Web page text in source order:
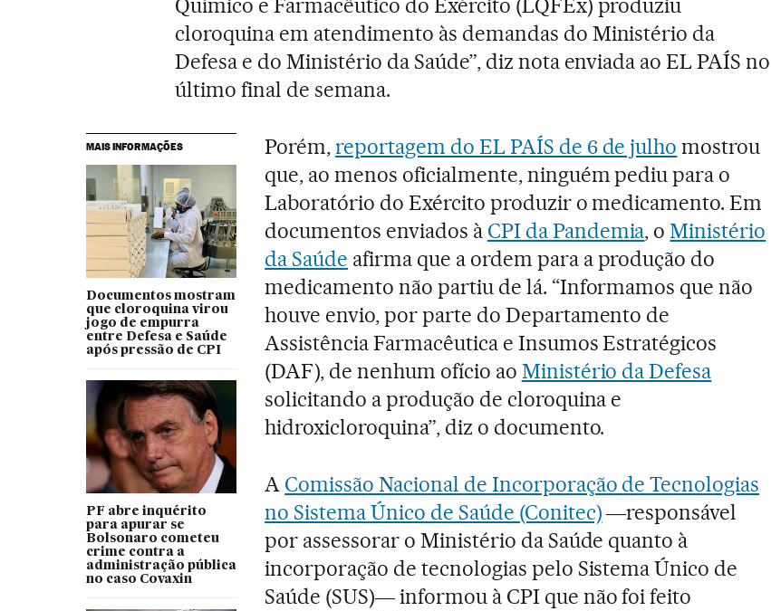
Químico e Farmacêutico do Exército (LQFEx) produziu
cloroquina em atendimento às demandas do Ministério da
Defesa e do Ministério da Saúde”, diz nota enviada ao EL PAÍS no
último final de semana.
MAIS INFORMAÇÕES
Documentos mostram
que cloroquina virou
jogo de empurra
entre Defesa e Saúde
após pressão de CPI
PF abre inquérito
para apurar se
Bolsonaro cometeu
crime contra a
administração pública
no caso Covaxin
Porém,reportagem do EL PAÍS de 6 de julho mostrou
que, ao menos oficialmente, ninguém pediu para o
Laboratório do Exército produzir o medicamento. Em
documentos enviados à CPI da Pandemia, oMinistério
da Saúde afirma que a ordem para a produção do
medicamento não partiu de lá. “Informamos que não
houve envio, por parte do Departamento de
Assistência Farmacêutica e Insumos Estratégicos
(DAF), de nenhum ofício ao Ministério da Defesa
solicitando a produção de cloroquina e
hidroxicloroquina”, diz o documento.
A Comissão Nacional de Incorporação de Tecnologias
no Sistema Único de Saúde (Conitec)―responsável
por assessorar o Ministério da Saúde quanto à
incorporação de tecnologias pelo Sistema Único de
Saúde (SUS)― informou à CPI que não foi feito